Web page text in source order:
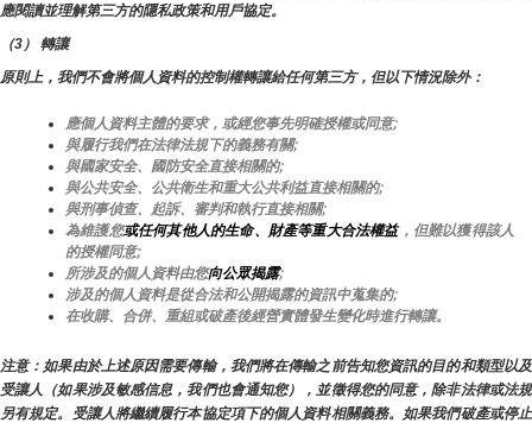
應閱讀並理解第三方的隱私政策和用戶協定。
（3） 轉讓
原則上，我們不會將個人資料的控制權轉讓給任何第三方，但以下情況除外：
應個人資料主體的要求，或經您事先明確授權或同意;
與履行我們在法律法規下的義務有關;
與國家安全、國防安全直接相關的;
與公共安全、公共衛生和重大公共利益直接相關的;
與刑事偵查、起訴、審判和執行直接相關;
為維護您或任何其他人的生命、財產等重大合法權益，但難以獲得該人
的授權同意;
所涉及的個人資料由您向公眾揭露;
涉及的個人資料是從合法和公開揭露的資訊中蒐集的;
在收購、合併、重組或破產後經營實體發生變化時進行轉讓。
注意：如果由於上述原因需要傳輸，我們將在傳輸之前告知您資訊的目的和類型以及
受讓人（如果涉及敏感信息，我們也會通知您），並徵得您的同意，除非法律或法規
另有規定。受讓人將繼續履行本協定項下的個人資料相關義務。如果我們破產或停止